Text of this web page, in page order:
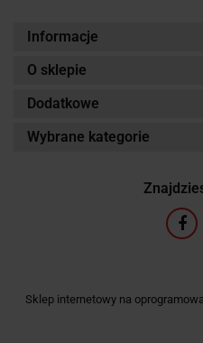
Informacje
O sklepie
Dodatkowe
Wybrane kategorie
Sklep internetowy na